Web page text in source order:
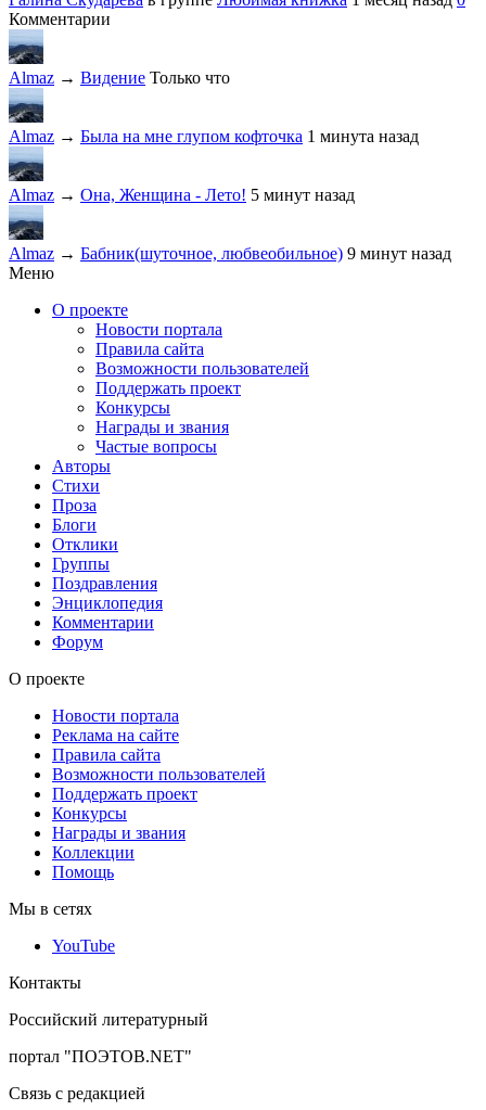
Комментарии
Almaz → Видение Только что
Almaz → Была на мне глупом кофточка 1 минута назад
Almaz → Она, Женщина - Лето! 5 минут назад
Almaz → Бабник(шуточное, любвеобильное) 9 минут назад
Меню
О проекте
Новости портала
Правила сайта
Возможности пользователей
Поддержать проект
Конкурсы
Награды и звания
Частые вопросы
Авторы
Стихи
Проза
Блоги
Отклики
Группы
Поздравления
Энциклопедия
Комментарии
Форум
О проекте
Новости портала
Реклама на сайте
Правила сайта
Возможности пользователей
Поддержать проект
Конкурсы
Награды и звания
Коллекции
Помощь
Мы в сетях
YouTube
Контакты
Российский литературный
портал "ПОЭТОВ.NET"
Связь с редакцией